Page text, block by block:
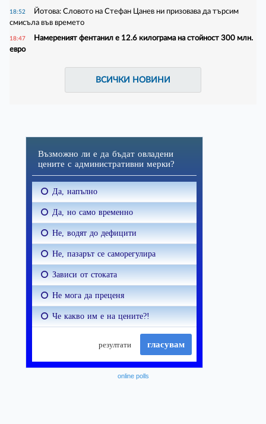
18:52
Йотова: Словото на Стефан Цанев ни призовава да търсим
смисъла във времето
18:47
Намереният фентанил е 12.6 килограма на стойност 300 млн.
евро
ВСИЧКИ НОВИНИ
online polls